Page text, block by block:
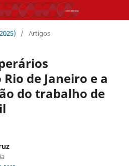
/ Artigos
de Janeiro e a
do trabalho de